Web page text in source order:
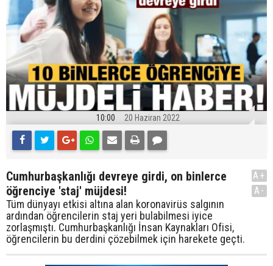
10:00 20 Haziran 2022
Cumhurbaşkanlığı devreye girdi, on binlerce
öğrenciye 'staj' müjdesi!
Tüm dünyayı etkisi altına alan koronavirüs salgının
ardından öğrencilerin staj yeri bulabilmesi iyice
zorlaşmıştı. Cumhurbaşkanlığı İnsan Kaynakları Ofisi,
öğrencilerin bu derdini çözebilmek için harekete geçti.
A+
A-